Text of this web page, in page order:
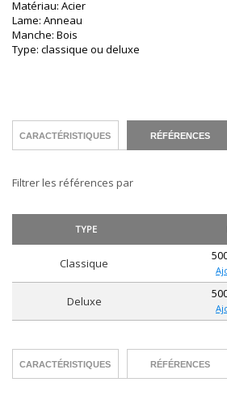
Matériau: Acier
Lame: Anneau
Manche: Bois
Type: classique ou deluxe
CARACTÉRISTIQUES RÉFÉRENCES
Filtrer les références par
TYPE
classique
deluxe
CARACTÉRISTIQUES RÉFÉRENCES